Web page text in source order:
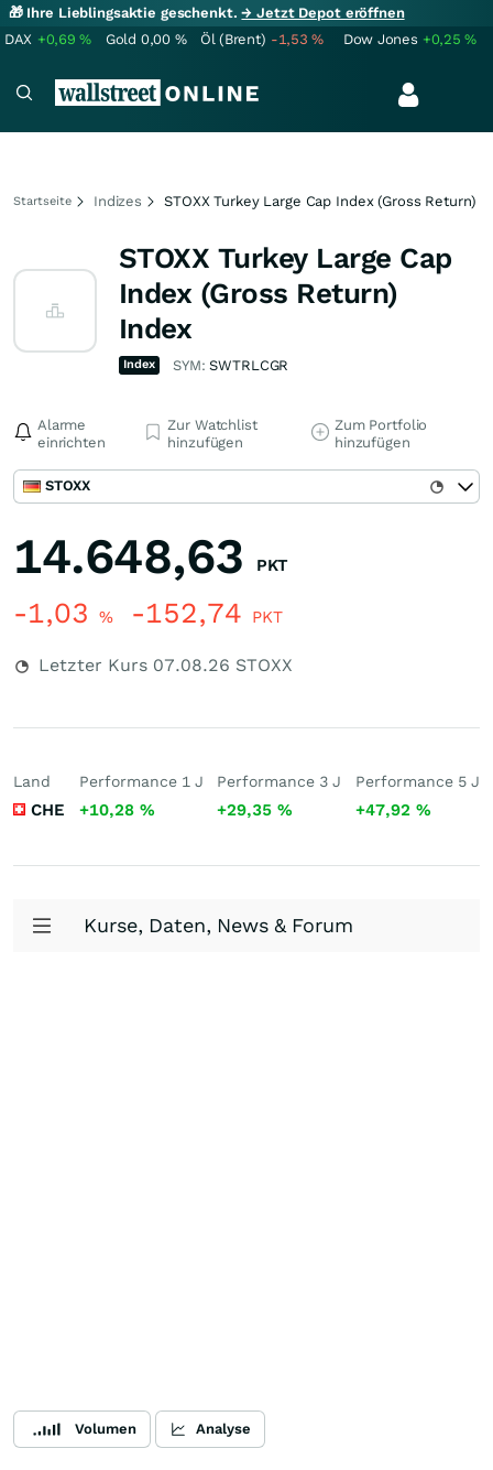
🎁 Ihre Lieblingsaktie geschenkt.→ Jetzt Depot eröffnen
DAX +0,69% Gold 0,00 % Öl (Brent) -1,53% Dow Jones +0,25%
Startseite Indizes STOXX Turkey Large Cap Index (Gross Return)
STOXX Turkey Large Cap
Index (Gross Return)
Index
Index SYM:SWTRLCGR
Alarme
einrichten
Zur Watchlist
hinzufügen
Zum Portfolio
hinzufügen
STOXX
14.648,63 PKT
-1,03 % -152,74 PKT
Letzter Kurs 07.08.26 STOXX
Land
CHE
Performance 1 J
+10,28 %
Performance 3 J
+29,35%
Performance 5 J
+47,92 %
Kurse, Daten, News & Forum
Volumen Analyse